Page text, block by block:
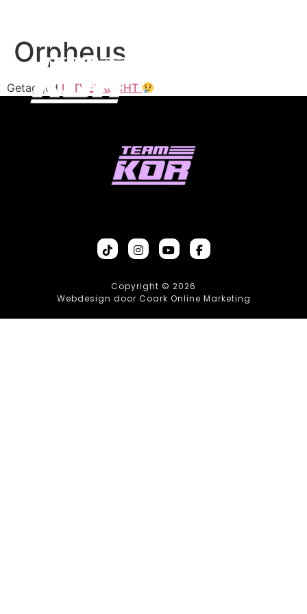
Orpheus
Getagged UITVERKOCHT
Copyright © 2026
Webdesign door Coark Online Marketing